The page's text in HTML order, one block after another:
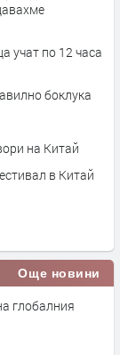
учат по 12 часа
боклука
на Китай
в Китай
Още новини
глобалния